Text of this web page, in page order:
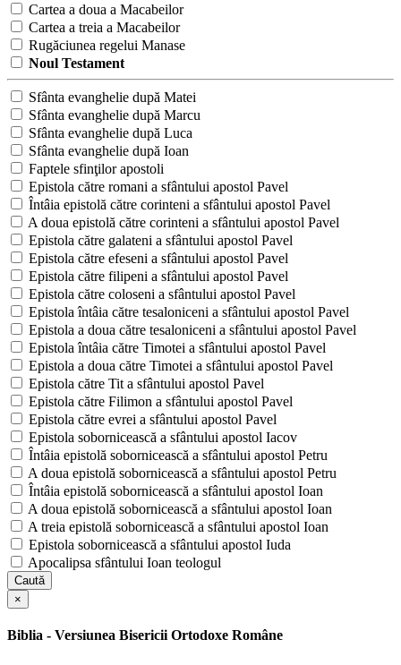
Cartea a doua a Macabeilor
Cartea a treia a Macabeilor
Rugăciunea regelui Manase
Noul Testament
Sfânta evanghelie după Matei
Sfânta evanghelie după Marcu
Sfânta evanghelie după Luca
Sfânta evanghelie după Ioan
Faptele sfinţilor apostoli
Epistola către romani a sfântului apostol Pavel
Întâia epistolă către corinteni a sfântului apostol Pavel
A doua epistolă către corinteni a sfântului apostol Pavel
Epistola către galateni a sfântului apostol Pavel
Epistola către efeseni a sfântului apostol Pavel
Epistola către filipeni a sfântului apostol Pavel
Epistola către coloseni a sfântului apostol Pavel
Epistola întâia către tesaloniceni a sfântului apostol Pavel
Epistola a doua către tesaloniceni a sfântului apostol Pavel
Epistola întâia către Timotei a sfântului apostol Pavel
Epistola a doua către Timotei a sfântului apostol Pavel
Epistola către Tit a sfântului apostol Pavel
Epistola către Filimon a sfântului apostol Pavel
Epistola către evrei a sfântului apostol Pavel
Epistola sobornicească a sfântului apostol Iacov
Întâia epistolă sobornicească a sfântului apostol Petru
A doua epistolă sobornicească a sfântului apostol Petru
Întâia epistolă sobornicească a sfântului apostol Ioan
A doua epistolă sobornicească a sfântului apostol Ioan
A treia epistolă sobornicească a sfântului apostol Ioan
Epistola sobornicească a sfântului apostol Iuda
Apocalipsa sfântului Ioan teologul
Caută
×
Biblia - Versiunea Bisericii Ortodoxe Române